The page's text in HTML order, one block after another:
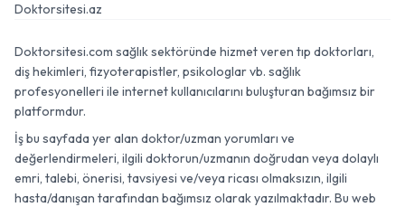
Doktorsitesi.az
Doktorsitesi.com sağlık sektöründe hizmet veren tıp doktorları,
diş hekimleri, fizyoterapistler, psikologlar vb. sağlık
profesyonelleri ile internet kullanıcılarını buluşturan bağımsız bir
platformdur.
İş bu sayfada yer alan doktor/uzman yorumları ve
değerlendirmeleri, ilgili doktorun/uzmanın doğrudan veya dolaylı
emri, talebi, önerisi, tavsiyesi ve/veya ricası olmaksızın, ilgili
hasta/danışan tarafından bağımsız olarak yazılmaktadır. Bu web